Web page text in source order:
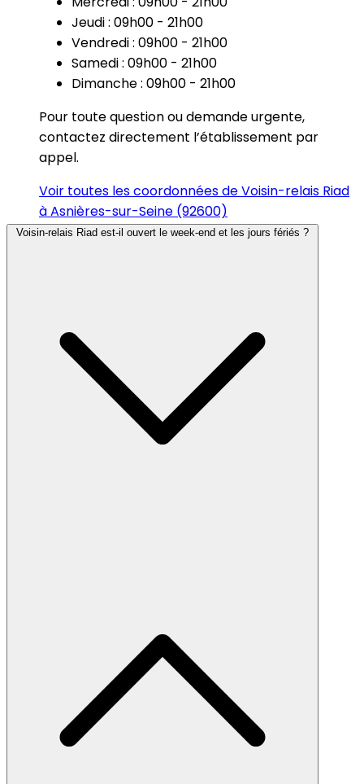
Jeudi : 09h00 - 21h00
Vendredi : 09h00 - 21h00
Samedi : 09h00 - 21h00
Dimanche : 09h00 - 21h00
Pour toute question ou demande urgente,
contactez directement l’établissement par
appel.
Voir toutes les coordonnées de Voisin-relais Riad
à Asnières-sur-Seine (92600)
Voisin-relais Riad est-il ouvert le week-end et les jours fériés ?